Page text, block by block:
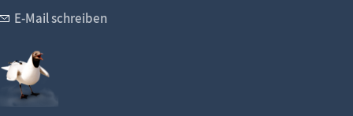
E-Mail schreiben